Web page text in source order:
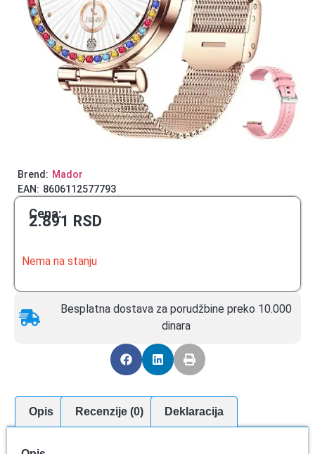
Brend: Mador
EAN: 8606112577793
Cena:
2.891 RSD
Nema na stanju
Besplatna dostava za porudžbine preko 10.000
dinara
Opis Recenzije (0) Deklaracija